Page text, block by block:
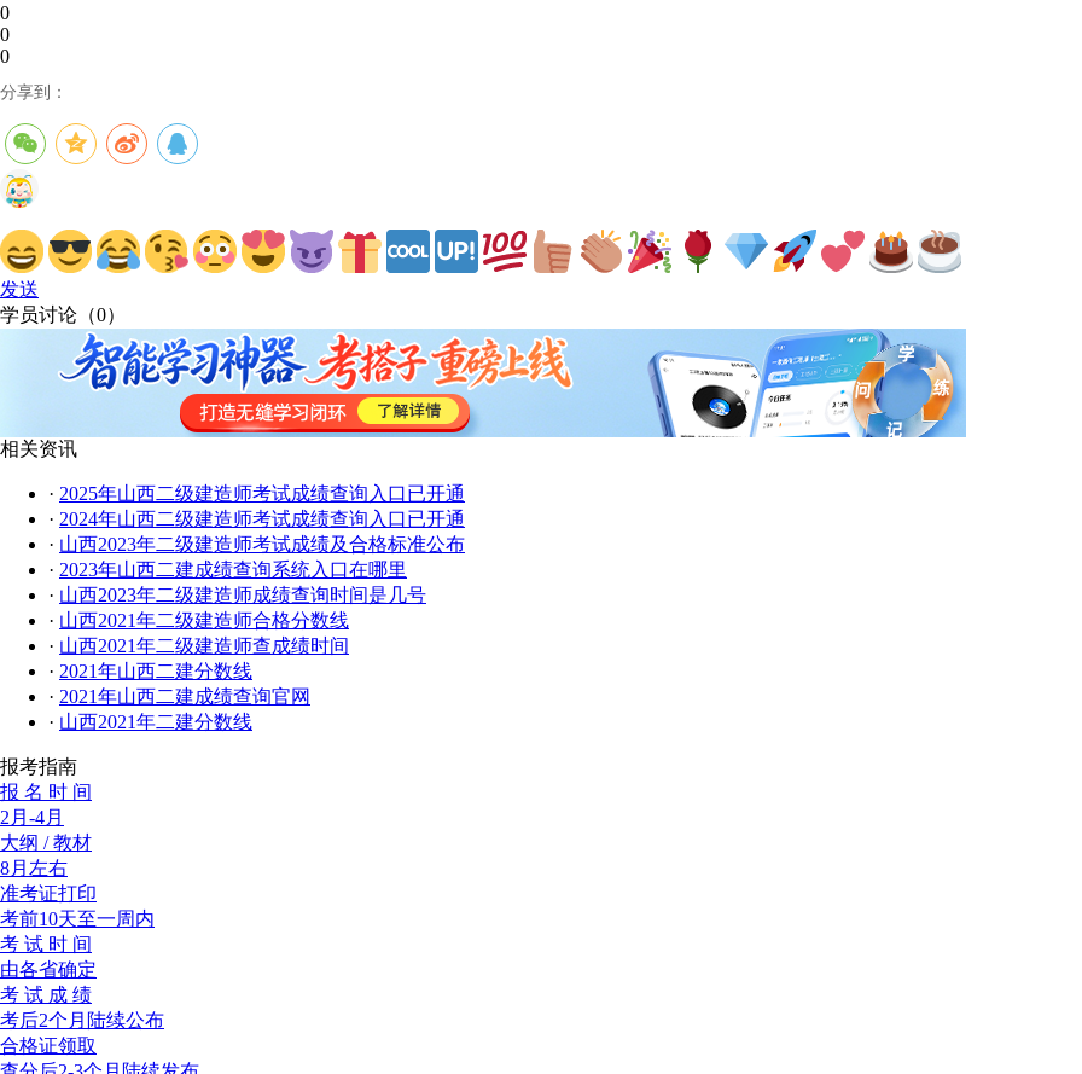
0
0
0
分享到：
发送
学员讨论（0）
相关资讯
· 2025年山西二级建造师考试成绩查询入口已开通
· 2024年山西二级建造师考试成绩查询入口已开通
· 山西2023年二级建造师考试成绩及合格标准公布
· 2023年山西二建成绩查询系统入口在哪里
· 山西2023年二级建造师成绩查询时间是几号
· 山西2021年二级建造师合格分数线
· 山西2021年二级建造师查成绩时间
· 2021年山西二建分数线
· 2021年山西二建成绩查询官网
· 山西2021年二建分数线
报考指南
报 名 时 间
2月-4月
大纲 / 教材
8月左右
准考证打印
考前10天至一周内
考 试 时 间
由各省确定
考 试 成 绩
考后2个月陆续公布
合格证领取